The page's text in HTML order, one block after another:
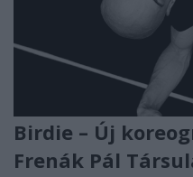
Birdie – Új
Frenák Pál